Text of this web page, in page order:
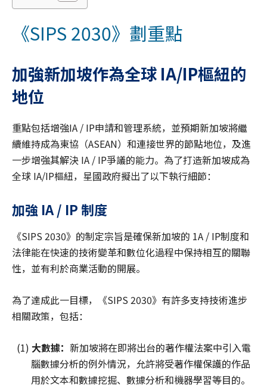
《SIPS 2030》劃重點
加強新加坡作為全球 IA/IP樞紐的
地位
重點包括增強IA / IP申請和管理系統，並預期新加坡將繼
續維持成為東協（ASEAN）和連接世界的節點地位，及進
一步增強其解決 IA / IP爭議的能力。為了打造新加坡成為
全球 IA/IP樞紐，星國政府擬出了以下執行細節：
加強 IA / IP 制度
《SIPS 2030》的制定宗旨是確保新加坡的 1A / IP制度和
法律能在快速的技術變革和數位化過程中保持相互的關聯
性，並有利於商業活動的開展。
為了達成此一目標，《SIPS 2030》有許多支持技術進步
相關政策，包括：
(1) 大數據： 新加坡將在即將出台的著作權法案中引入電
腦數據分析的例外情況，允許將受著作權保護的作品
用於文本和數據挖掘、數據分析和機器學習等目的。